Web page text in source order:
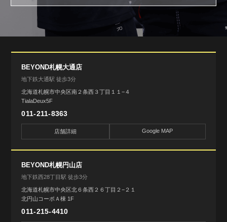
BEYOND札幌大通店
地下鉄大通駅 徒歩3分
北海道札幌市中央区南２条西３丁目１１−４
TialaDeux5F
011-211-8363
店舗詳細 Google MAP
BEYOND札幌円山店
地下鉄西28丁目駅 徒歩3分
北海道札幌市中央区北６条西２６丁目２−２１
北円山コーポＡ棟 1F
011-215-4410